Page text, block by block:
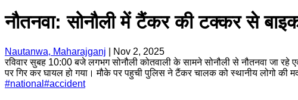
नौतनवा: सोनौली में टैंकर की टक्कर से
Nautanwa, Maharajganj
Nov 2, 2025
रविवार सुबह 10:00 बजे लगभग सोनौली कोतवाली के सामने सोनौली से नौतनवा
पर गिर कर घायल हो गया। मौके पर पहुची पुलिस ने टैंकर चालक को स्थानीय लोगो
#national #accident